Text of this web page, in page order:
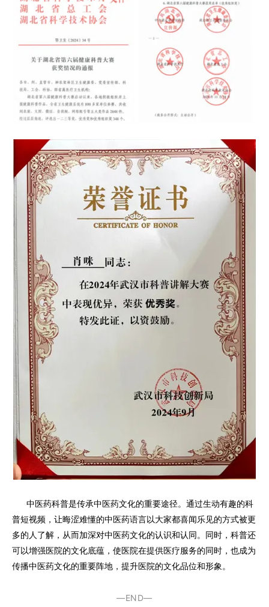
中医药科普是传承中医药文化的重要途径。通过生动有趣的科
普短视频，让晦涩难懂的中医药语言以大家都喜闻乐见的方式被更
多的人了解，从而加深对中医药文化的认识和认同。同时，科普还
可以增强医院的文化底蕴，使医院在提供医疗服务的同时，也成为
传播中医药文化的重要阵地，提升医院的文化品位和形象。
—END—